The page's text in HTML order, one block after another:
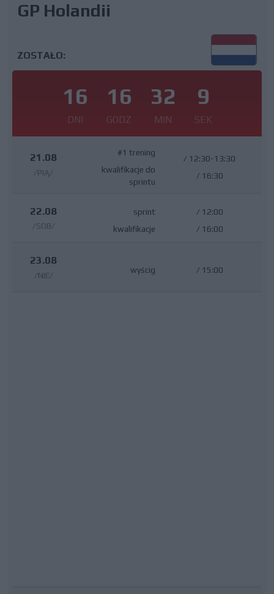
GP Holandii
ZOSTAŁO:
16
DNI
16
GODZ
32
MIN
9
SEK
21.08
/PIĄ/
#1 trening
kwalifikacje do
sprintu
/ 12:30-13:30
/ 16:30
22.08
/SOB/
sprint
kwalifikacje
/ 12:00
/ 16:00
23.08
/NIE/
wyścig / 15:00